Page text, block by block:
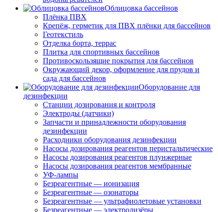
Облицовка бассейнов
Плёнка ПВХ
Крепёж, герметик для ПВХ плёнки для бассейнов
Геотекстиль
Отделка борта, террас
Плитка для спортивных бассейнов
Противоскользящие покрытия для бассейнов
Окружающий декор, оформление для прудов и
сада для бассейнов
Оборудование для
дезинфекции
Станции дозирования и контроля
Электроды (датчики)
Запчасти и принадлежности оборудования
дезинфекции
Расходники оборудования дезинфекции
Насосы дозирования реагентов перистальтические
Насосы дозирования реагентов плунжерные
Насосы дозирования реагентов мембранные
УФ-лампы
Безреагентные — ионизация
Безреагентные — озонаторы
Безреагентные — ультрафиолетовые установки
Безреагентные — электролизёры